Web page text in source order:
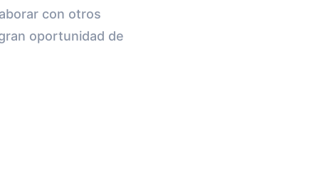
con otros
oportunidad de